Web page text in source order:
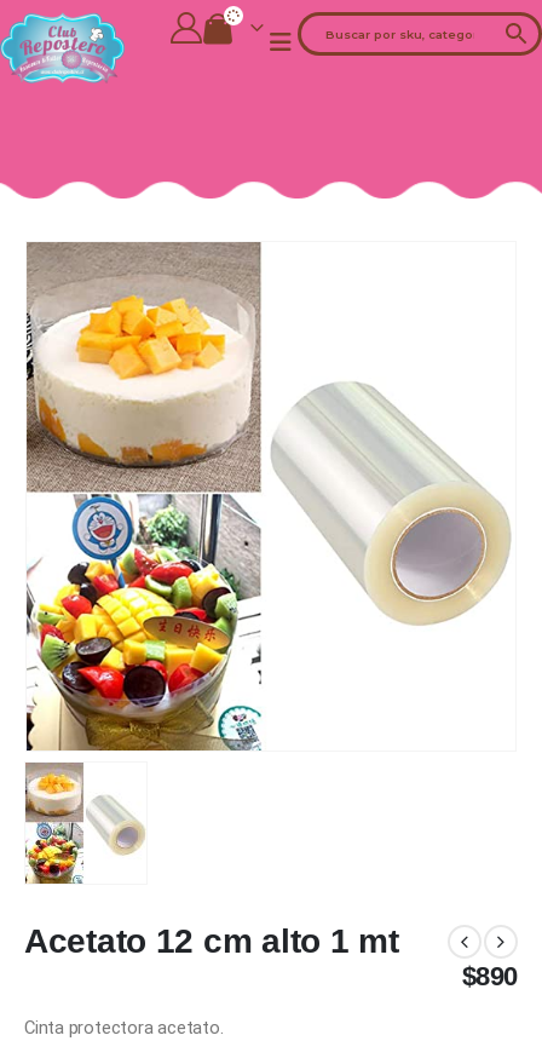
Acetato 12 cm alto 1 mt
$890
Cinta protectora acetato.